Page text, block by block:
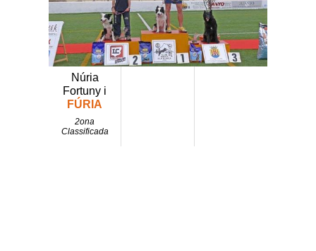
Núria
Fortuny i
FÚRIA
2ona
Classificada